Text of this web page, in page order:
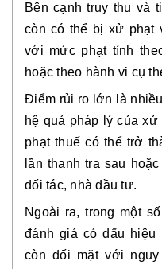
Bên cạnh truy thu và
còn có thể bị xử phạt
với mức phạt tính
hoặc theo hành vi cụ
Điểm rủi ro lớn là
hệ quả pháp lý của xử
phạt thuế có thể trở
lần thanh tra sau
đối tác, nhà đầu tư.
Ngoài ra, trong một
đánh giá có dấu hiệu
còn đối mặt với